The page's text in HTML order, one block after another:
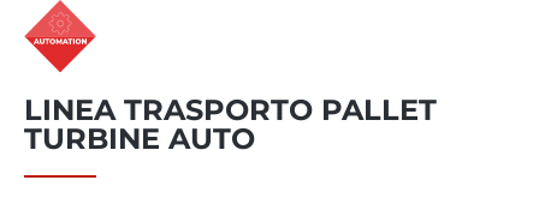
LINEA TRASPORTO PALLET
TURBINE AUTO